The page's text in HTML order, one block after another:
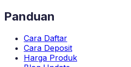
Panduan
Cara Daftar
Cara Deposit
Harga Produk